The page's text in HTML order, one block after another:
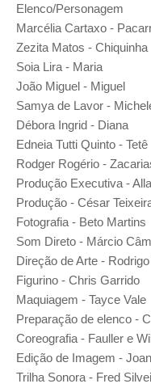
Elenco/Personagem
Marcélia Cartaxo -
Zezita Matos - Chiquinha
Soia Lira - Maria
João Miguel - Miguel
Samya de Lavor -
Débora Ingrid - Diana
Edneia Tutti Quinto - Tetê
Rodger Rogério -
Produção Executiva -
Produção - César
Fotografia - Beto Martins
Som Direto - Márcio
Direção de Arte -
Figurino - Chris Garrido
Maquiagem - Tayce Vale
Preparação de elenco -
Coreografia - Fauller e
Edição de Imagem -
Trilha Sonora - Fred